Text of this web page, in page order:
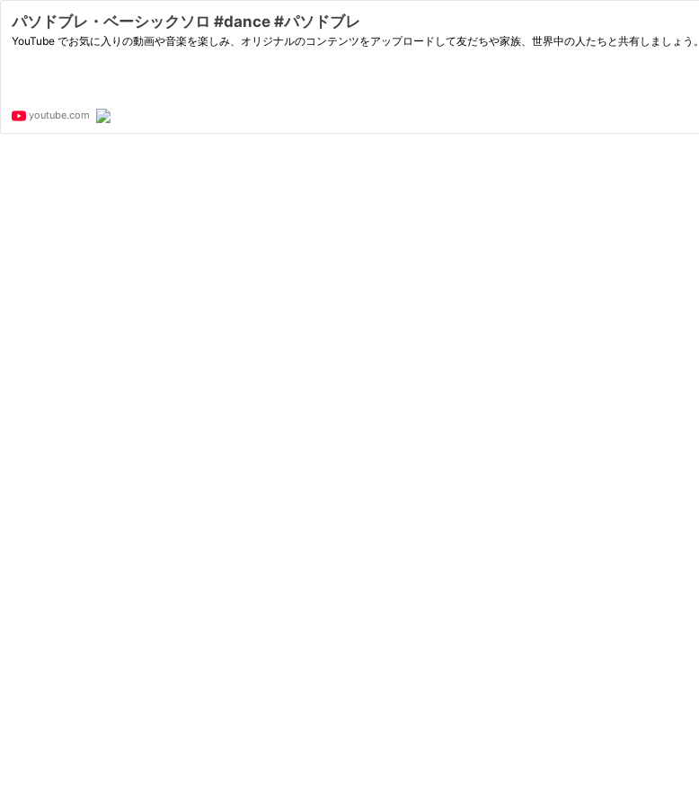
パソドブレ・ベーシックソロ #dance #パソドブレ
YouTube でお気に入りの動画や音楽を楽しみ、オリジナルのコンテンツをアップロードして友だちや家族、世界中の人たちと共有しましょう。
youtube.com